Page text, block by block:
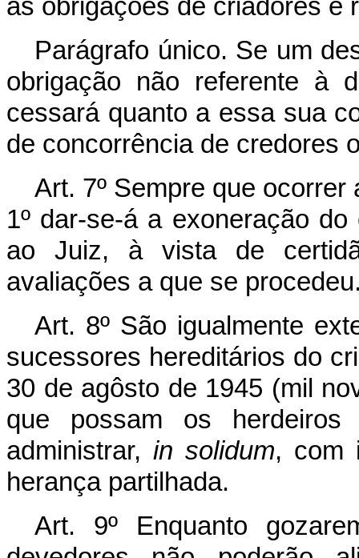
às obrigações de criadores e
Parágrafo único. Se um
obrigação não referente à
cessará quanto a essa sua
de concorrência de credores
Art. 7º Sempre que
1º dar-se-á a exoneração
ao Juiz, à vista de
avaliações a que se
Art. 8º São igualmente
sucessores hereditários do
30 de agôsto de 1945 (mil
que possam os
administrar, in solidum, com
herança partilhada.
Art. 9º Enquanto